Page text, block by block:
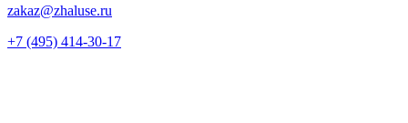
zakaz@zhaluse.ru
+7 (495) 414-30-17‬